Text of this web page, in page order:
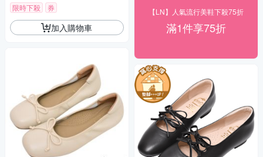
限時下殺 券
加入購物車
【LN】人氣流行美鞋下殺75折
滿1件享75折